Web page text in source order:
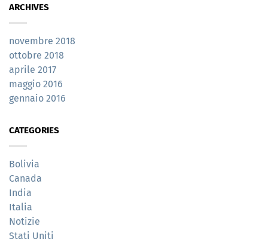
ARCHIVES
novembre 2018
ottobre 2018
aprile 2017
maggio 2016
gennaio 2016
CATEGORIES
Bolivia
Canada
India
Italia
Notizie
Stati Uniti